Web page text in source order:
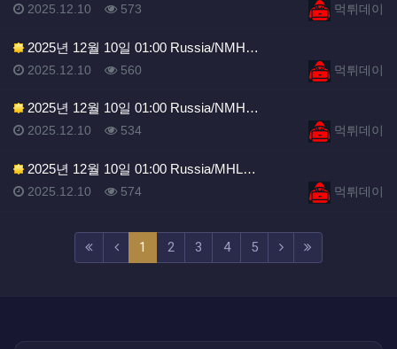
등록자먹튀데이
등록일
2025.12.10 조회
573
2025년 12월 10일 01:00 Russia/NMH…
등록자먹튀데이
등록일
2025.12.10 조회
560
2025년 12월 10일 01:00 Russia/NMH…
등록자먹튀데이
등록일
2025.12.10 조회
534
2025년 12월 10일 01:00 Russia/MHL…
등록자먹튀데이
등록일
2025.12.10 조회
574
1 (current)
2 3 4 5 (next)